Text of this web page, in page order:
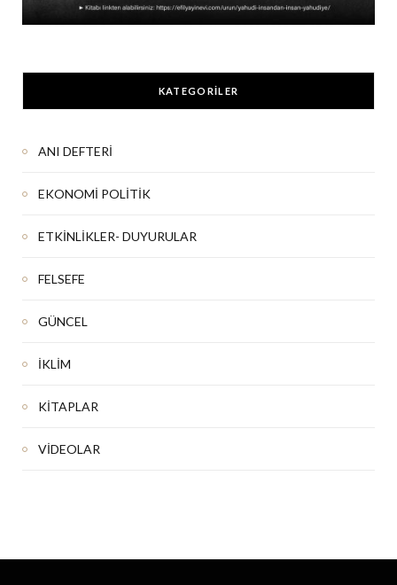
KATEGORILER
ANI DEFTERİ
EKONOMİ POLİTİK
ETKİNLİKLER- DUYURULAR
FELSEFE
GÜNCEL
İKLİM
KİTAPLAR
VİDEOLAR